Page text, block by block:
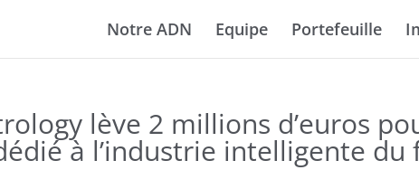
Notre ADN Equipe Portefeuille
lève 2 millions d’euros
à l’industrie intelligente du